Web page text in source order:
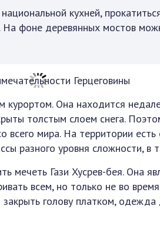
кухней,
фоне деревянных мостов
курортом. Она находится
толстым слоем снега.
всего мира. На территории
разного уровня сложности, в
мечеть Гази Хусрев-бея. Она
всем, но только не во
голову платком,